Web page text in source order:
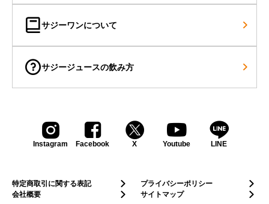
サジーワンについて
サジージュースの飲み方
Instagram Facebook X Youtube LINE
特定商取引に関する表記
プライバシーポリシー
会社概要
サイトマップ